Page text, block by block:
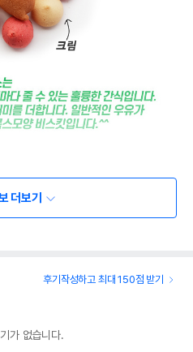
더보기
후기작성하고 최대 150점 받기
가 없습니다.